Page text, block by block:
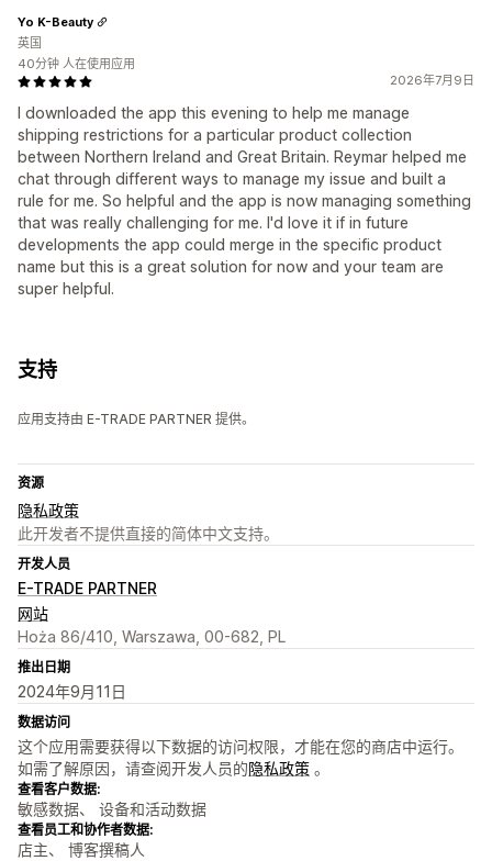
2026年7月9日
I downloaded the app this evening to help me manage
shipping restrictions for a particular product collection
between Northern Ireland and Great Britain. Reymar helped me
chat through different ways to manage my issue and built a
rule for me. So helpful and the app is now managing something
that was really challenging for me. I'd love it if in future
developments the app could merge in the specific product
name but this is a great solution for now and your team are
super helpful.
Yo K-Beauty
英国
40分钟 人在使用应用
支持
应用支持由 E-TRADE PARTNER 提供。
资源
隐私政策
此开发者不提供直接的简体中文支持。
开发人员
E-TRADE PARTNER
网站
Hoża 86/410, Warszawa, 00-682, PL
推出日期
2024年9月11日
数据访问
这个应用需要获得以下数据的访问权限，才能在您的商店中运行。
如需了解原因，请查阅开发人员的隐私政策 。
查看客户数据:
敏感数据、 设备和活动数据
查看员工和协作者数据:
店主、 博客撰稿人